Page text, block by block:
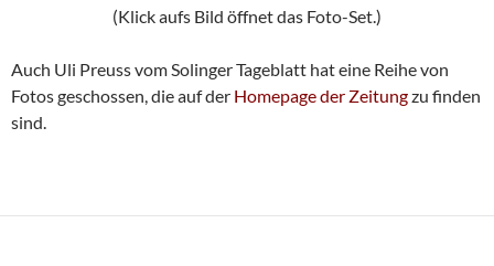
(Klick aufs Bild öffnet das Foto-Set.)
Auch Uli Preuss vom Solinger Tageblatt hat eine Reihe von
Fotos geschossen, die auf der Homepage der Zeitungzu finden
sind.